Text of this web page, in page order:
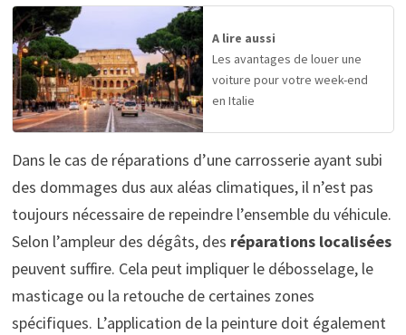
A lire aussi
Les avantages de louer une
voiture pour votre week-end
en Italie
Dans le cas de réparations d’une carrosserie ayant subi
des dommages dus aux aléas climatiques, il n’est pas
toujours nécessaire de repeindre l’ensemble du véhicule.
Selon l’ampleur des dégâts, des réparations localisées
peuvent suffire. Cela peut impliquer le débosselage, le
masticage ou la retouche de certaines zones
spécifiques. L’application de la peinture doit également